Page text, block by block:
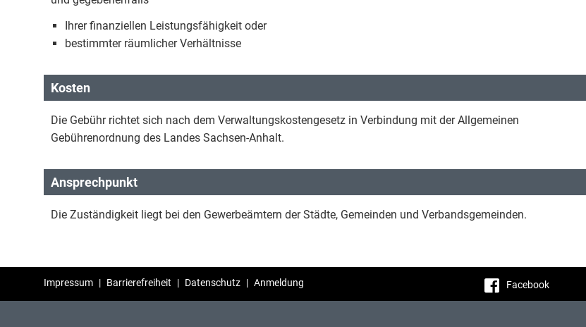
Ihrer finanziellen Leistungsfähigkeit oder
bestimmter räumlicher Verhältnisse
Kosten
Die Gebühr richtet sich nach dem Verwaltungskostengesetz in Verbindung mit der Allgemeinen
Gebührenordnung des Landes Sachsen-Anhalt.
Ansprechpunkt
Die Zuständigkeit liegt bei den Gewerbeämtern der Städte, Gemeinden und Verbandsgemeinden.
Impressum | Barrierefreiheit | Datenschutz | Anmeldung Facebook